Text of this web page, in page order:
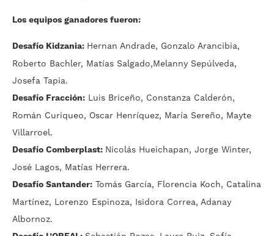
Los equipos ganadores fueron:
Desafío Kidzania: Hernan Andrade, Gonzalo Arancibia,
Roberto Bachler, Matías Salgado,Melanny Sepúlveda,
Josefa Tapia.
Desafío Fracción: Luis Briceño, Constanza Calderón,
Román Curiqueo, Oscar Henríquez, María Sereño, Mayte
Villarroel.
Desafío Comberplast: Nicolás Hueichapan, Jorge Winter,
José Lagos, Matías Herrera.
Desafío Santander: Tomás García, Florencia Koch, Catalina
Martínez, Lorenzo Espinoza, Isidora Correa, Adanay
Albornoz.